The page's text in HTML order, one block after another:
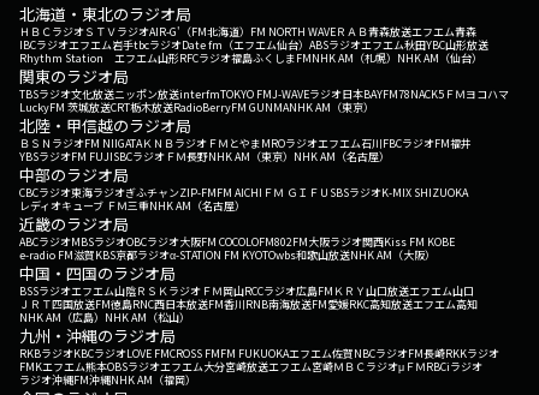
北海道・東北のラジオ局
ＨＢＣラジオＳＴＶラジオAIR-G'（FM北海道） FM NORTH WAVEＲＡＢ青森放送エフエム青森
IBCラジオエフエム岩手tbcラジオDate fm（エフエム仙台） ABSラジオエフエム秋田YBC山形放送
Rhythm Station エフエム山形RFCラジオ福島ふくしまFMNHK AM（札幌） NHK AM（仙台）
関東のラジオ局
TBSラジオ文化放送ニッポン放送interfmTOKYO FMJ-WAVEラジオ日本BAYFM78NACK5 ＦＭヨコハマ
LuckyFM 茨城放送CRT栃木放送RadioBerryFM GUNMANHK AM（東京）
北陸・甲信越のラジオ局
ＢＳＮラジオFM NIIGATAＫＮＢラジオ ＦＭとやまMROラジオエフエム石川FBCラジオFM福井
YBSラジオFM FUJISBCラジオ ＦＭ長野NHK AM（東京） NHK AM（名古屋）
中部のラジオ局
CBCラジオ東海ラジオぎふチャンZIP-FMFM AICHI ＦＭ ＧＩＦＵ SBSラジオK-MIX SHIZUOKA
レディオキューブ ＦＭ三重NHK AM（名古屋）
近畿のラジオ局
ABCラジオMBSラジオOBCラジオ大阪FM COCOLOFM802FM大阪ラジオ関西Kiss FM KOBE
e-radio FM滋賀KBS京都ラジオα-STATION FM KYOTOwbs和歌山放送NHK AM（大阪）
中国・四国のラジオ局
BSSラジオエフエム山陰ＲＳＫラジオ ＦＭ岡山RCCラジオ広島FM ＫＲＹ山口放送エフエム山口
ＪＲＴ四国放送FM徳島RNC西日本放送FM香川RNB南海放送FM愛媛RKC高知放送エフエム高知
NHK AM（広島） NHK AM（松山）
九州・沖縄のラジオ局
RKBラジオKBCラジオLOVE FMCROSS FMFM FUKUOKAエフエム佐賀NBCラジオFM長崎RKKラジオ
FMKエフエム熊本OBSラジオエフエム大分宮崎放送エフエム宮崎ＭＢＣラジオμＦＭRBCiラジオ
ラジオ沖縄FM沖縄NHK AM（福岡）